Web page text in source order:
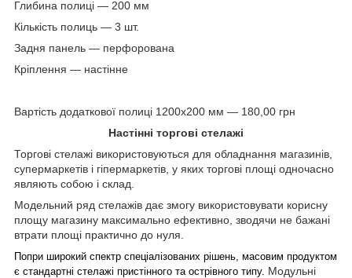
Глибина полиці — 200 мм
Кількість полиць — 3 шт.
Задня панель — перфорована
Кріплення — настінне
Вартість додаткової полиці 1200х200 мм — 180,00 грн
Настінні торгові стелажі
Торгові стелажі використовуються для обладнання магазинів,
супермаркетів і гіпермаркетів, у яких торгові площі одночасно
являють собою і склад.
Модельний ряд стелажів дає змогу використовувати корисну
площу магазину максимально ефективно, зводячи не бажані
втрати площі практично до нуля.
Попри широкий спектр спеціалізованих рішень, масовим продуктом
є стандартні стелажі пристінного та острівного типу. Модульні